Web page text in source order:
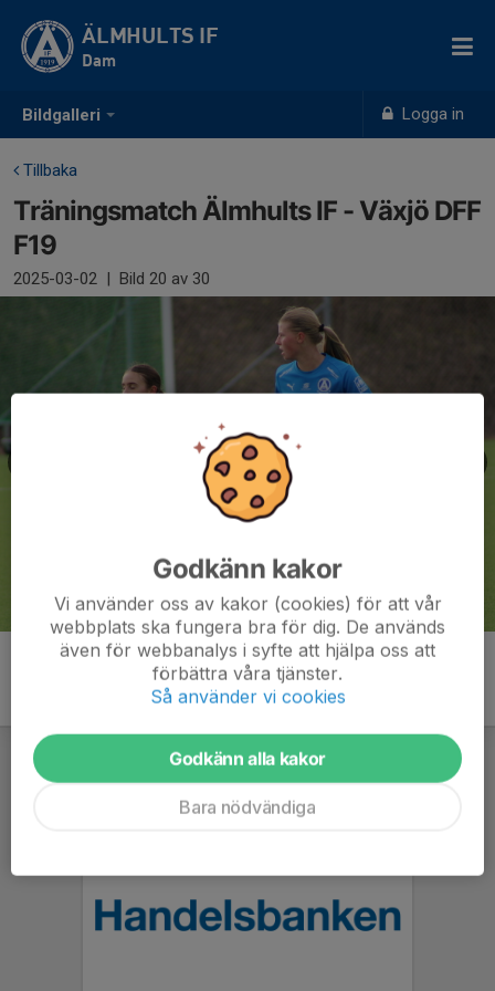
Bildgalleri Logga in
ÄLMHULTS IF
Dam
Tillbaka
Träningsmatch Älmhults IF - Växjö DFF
F19
2025-03-02 | Bild 20 av 30
Godkänn kakor
Vi använder oss av kakor (cookies) för att vår
webbplats ska fungera bra för dig. De används
även för webbanalys i syfte att hjälpa oss att
förbättra våra tjänster.
Så använder vi cookies
Godkänn alla kakor
Bara nödvändiga